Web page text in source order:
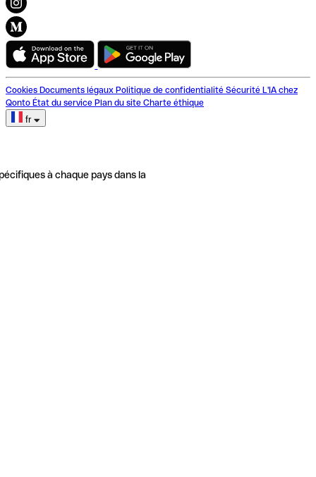
Cookies Documents légaux Politique de confidentialité Sécurité L'IA chez
Qonto État du service Plan du site Charte éthique
fr
à chaque pays dans la